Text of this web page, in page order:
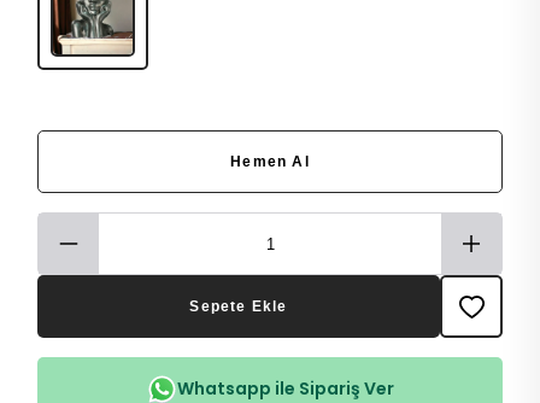
Hemen Al
Sepete Ekle
Whatsapp ile Sipariş Ver